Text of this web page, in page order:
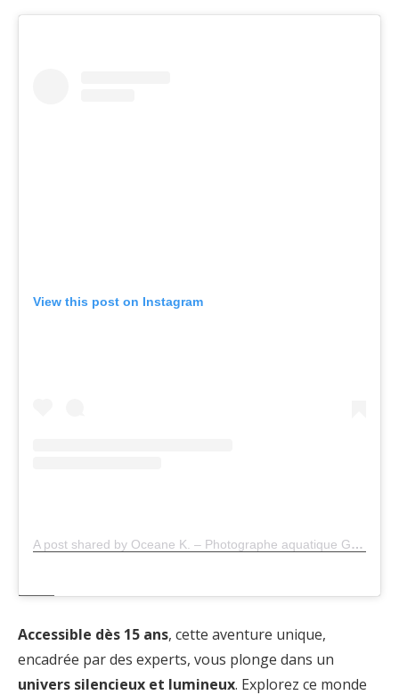
View this post on Instagram
A post shared by Oceane K. – Photographe aquatique Grossesse & Femme (@oceanek.subgraphy)
Accessible dès 15 ans, cette aventure unique,
encadrée par des experts, vous plonge dans un
univers silencieux et lumineux. Explorez ce monde